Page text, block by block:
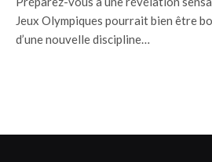
Jeux Olympiques pourrait bien être
d’une nouvelle discipline…